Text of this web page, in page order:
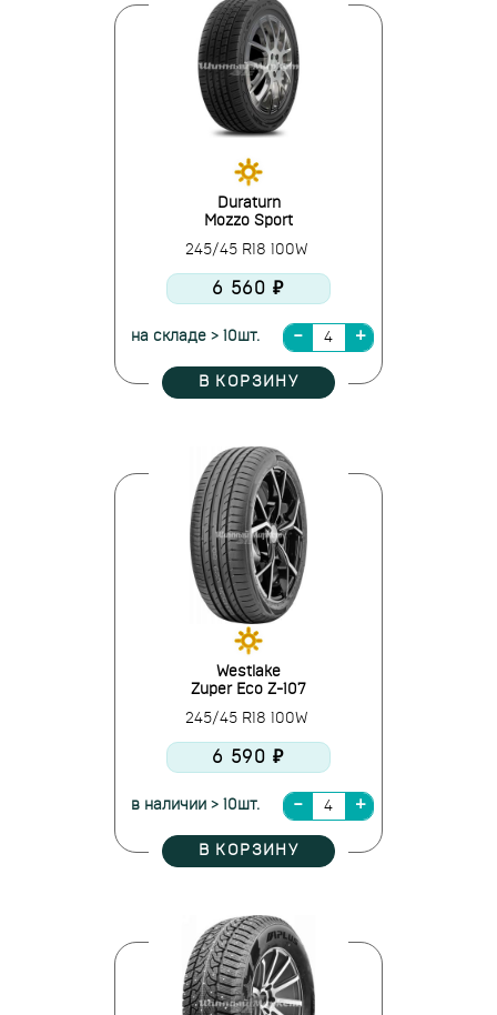
Duraturn
Mozzo Sport
245/45 R18 100W
6 560 ₽
на складе > 10шт.
В КОРЗИНУ
Westlake
Zuper Eco Z-107
245/45 R18 100W
6 590 ₽
в наличии > 10шт.
В КОРЗИНУ